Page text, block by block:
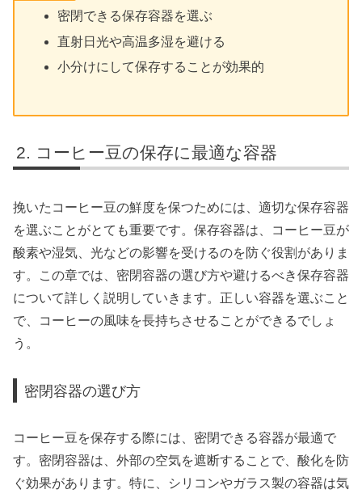
密閉できる保存容器を選ぶ
直射日光や高温多湿を避ける
小分けにして保存することが効果的
コーヒー豆の保存に最適な容器
挽いたコーヒー豆の鮮度を保つためには、適切な保存容器
を選ぶことがとても重要です。保存容器は、コーヒー豆が
酸素や湿気、光などの影響を受けるのを防ぐ役割がありま
す。この章では、密閉容器の選び方や避けるべき保存容器
について詳しく説明していきます。正しい容器を選ぶこと
で、コーヒーの風味を長持ちさせることができるでしょ
う。
密閉容器の選び方
コーヒー豆を保存する際には、密閉できる容器が最適で
す。密閉容器は、外部の空気を遮断することで、酸化を防
ぐ効果があります。特に、シリコンやガラス製の容器は気